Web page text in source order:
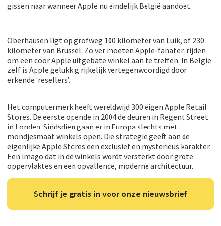
gissen naar wanneer Apple nu eindelijk België aandoet.
Oberhausen ligt op grofweg 100 kilometer van Luik, of 230
kilometer van Brussel. Zo ver moeten Apple-fanaten rijden
om een door Apple uitgebate winkel aan te treffen. In België
zelf is Apple gelukkig rijkelijk vertegenwoordigd door
erkende ‘resellers’.
Het computermerk heeft wereldwijd 300 eigen Apple Retail
Stores. De eerste opende in 2004 de deuren in Regent Street
in Londen. Sindsdien gaan er in Europa slechts met
mondjesmaat winkels open. Die strategie geeft aan de
eigenlijke Apple Stores een exclusief en mysterieus karakter.
Een imago dat in de winkels wordt versterkt door grote
oppervlaktes en een opvallende, moderne architectuur.
Schrijf je gratis in voor onze nieuwsbrief